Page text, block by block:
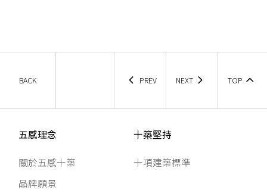
BACK PREV NEXT TOP
五感理念
關於五感十築
品牌願景
十築堅持
十項建築標準